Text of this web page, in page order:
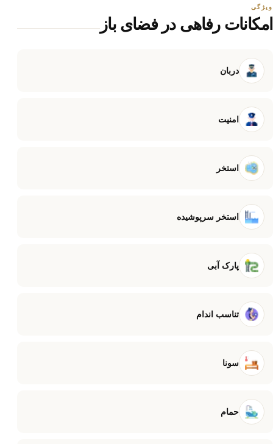
ویژگی
امکانات رفاهی در فضای باز
دربان
امنیت
استخر
استخر سرپوشیده
پارک آبی
تناسب اندام
سونا
حمام